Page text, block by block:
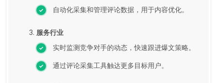
自动化采集和管理评论数据，用于内容优化。
服务行业
实时监测竞争对手的动态，快速跟进爆文策略。
通过评论采集工具触达更多目标用户。